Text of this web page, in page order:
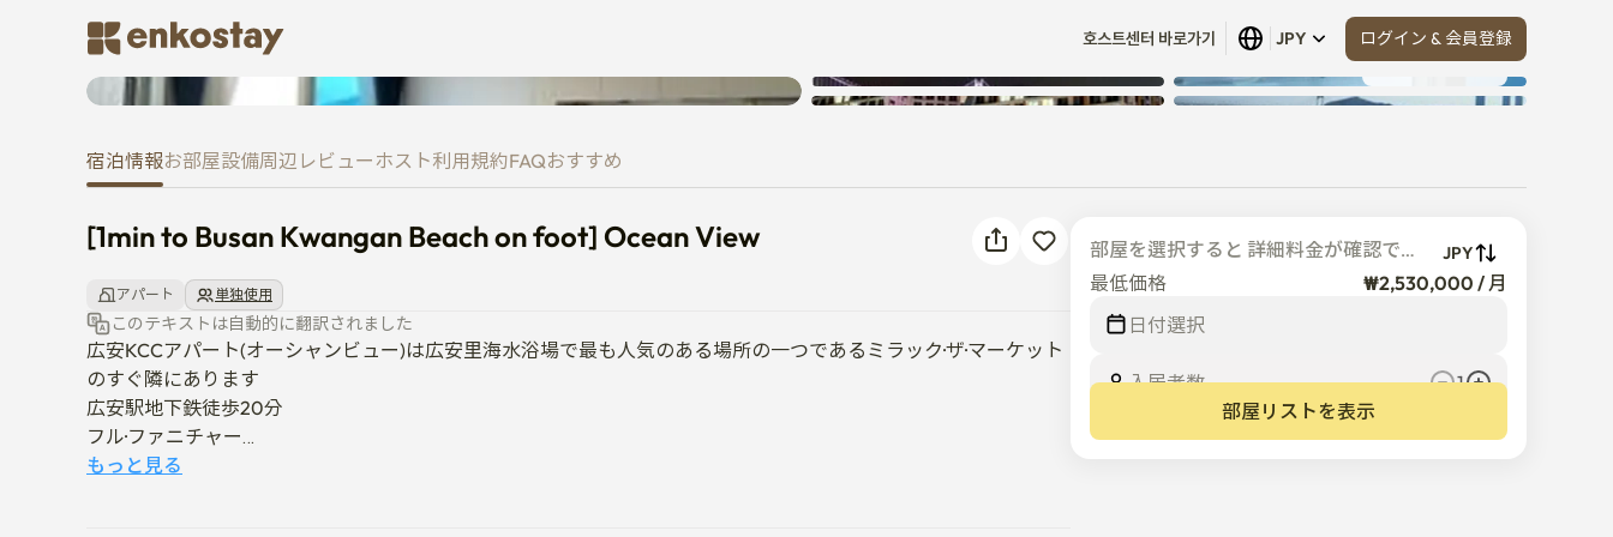
호스트센터 바로가기 JPY ログイン & 会員登録
[1min to Busan Kwangan Beach on foot] Ocean View
すべて見る (5)
宿泊情報お部屋設備周辺 レビュー ホスト利用規約FAQおすすめ
[1min to Busan Kwangan Beach on foot] Ocean View
アパート 単独使用
このテキストは自動的に翻訳されました
広安KCCアパート(オーシャンビュー)は広安里海水浴場で最も人気のある場所の一つであるミラック·ザ·マーケット
のすぐ隣にあります
広安駅地下鉄徒歩20分
フル·ファニチャー
月次管理費精算（請求書基準）
もっと見る
部屋を選択すると 詳細料金が確認でき
ます
JPY
最低価格
₩2,530,000 / 月
日付選択
入居者数
1
部屋リストを表示